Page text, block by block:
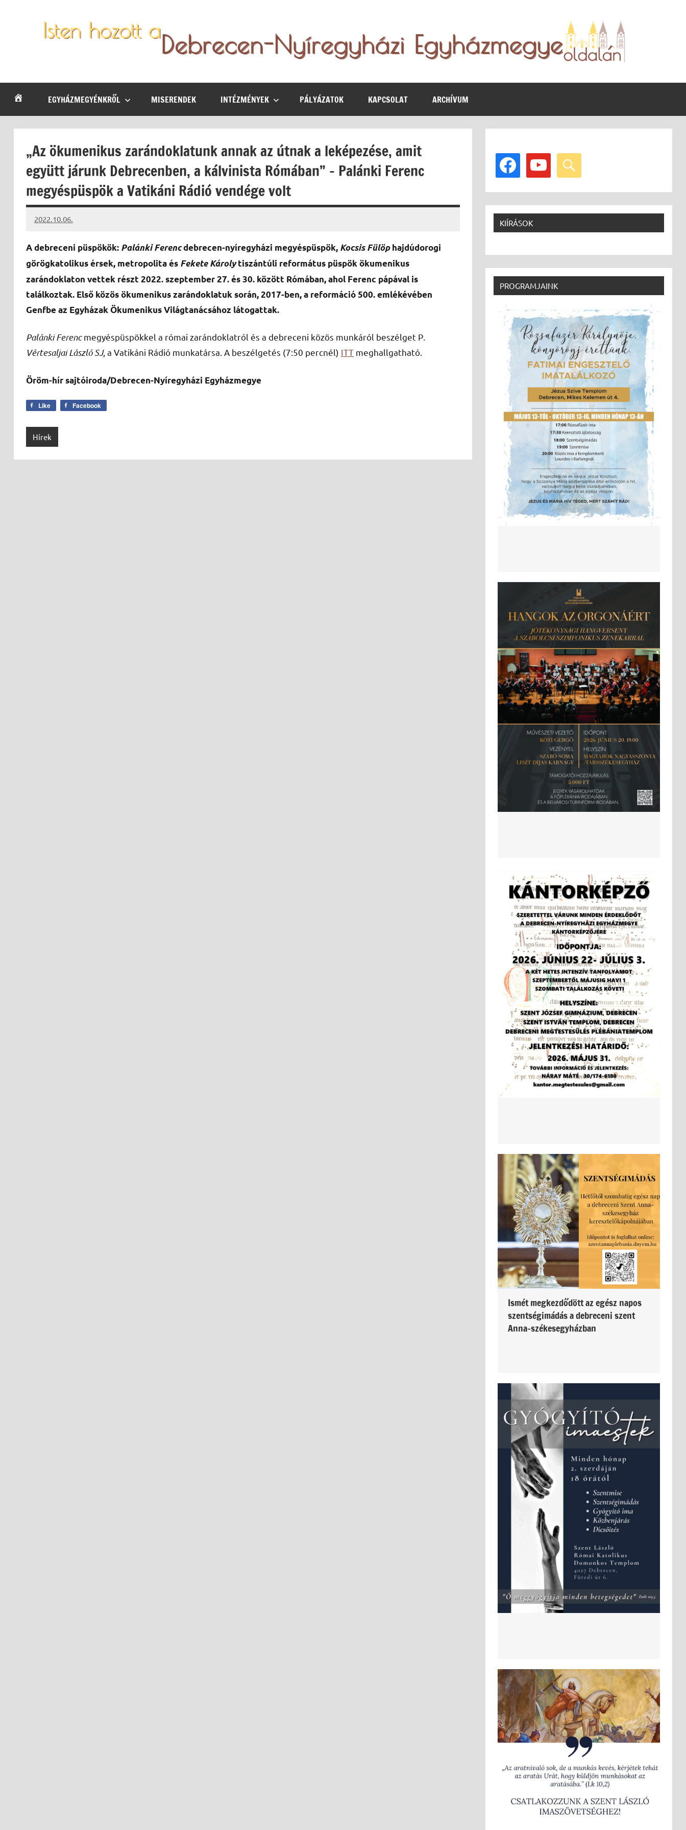
Debrecen-
Nyíregyházi
Egyházmegye
hírei,
programjaiEGYHÁZMEGYÉNKRŐL MISERENDEK INTÉZMÉNYEK PÁLYÁZATOK KAPCSOLAT ARCHÍVUM
„Az ökumenikus zarándoklatunk annak az útnak a leképezése, amit
együtt járunk Debrecenben, a kálvinista Rómában” – Palánki Ferenc
megyéspüspök a Vatikáni Rádió vendége volt
2022.10.06.
kovacs.agi
A debreceni püspökök: Palánki Ferencdebrecen-nyíregyházi megyéspüspök, Kocsis Fülöphajdúdorogi
görögkatolikus érsek, metropolita és Fekete Károlytiszántúli református püspök ökumenikus
zarándoklaton vettek részt 2022. szeptember 27. és 30. között Rómában, ahol Ferenc pápával is
találkoztak. Első közös ökumenikus zarándoklatuk során, 2017-ben, a reformáció 500. emlékévében
Genfbe az Egyházak Ökumenikus Világtanácsához látogattak.
Palánki Ferencmegyéspüspökkel a római zarándoklatról és a debreceni közös munkáról beszélget P.
Vértesaljai László SJ, a Vatikáni Rádió munkatársa. A beszélgetés (7:50 percnél) ITT meghallgatható.
Öröm-hír sajtóiroda/Debrecen-Nyíregyházi Egyházmegye
Like Facebook
Hírek
facebook youtube search
KIÍRÁSOK
PROGRAMJAINK
Ismét megkezdődött az egész napos
szentségimádás a debreceni szent
Anna-székesegyházban